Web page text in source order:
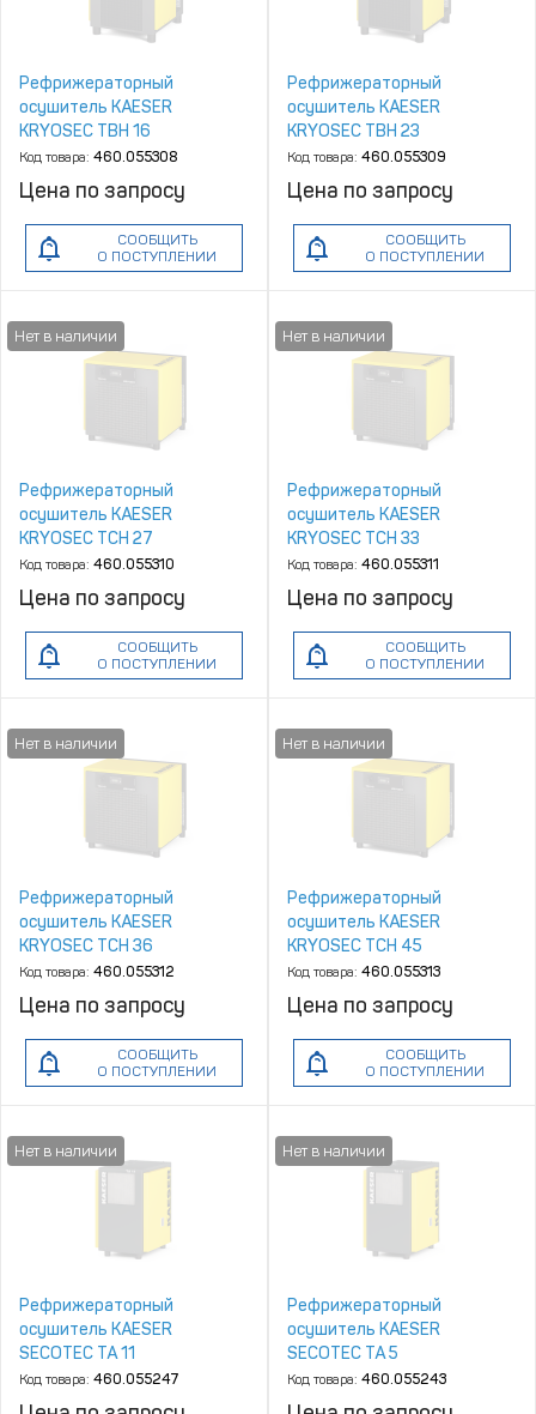
Рефрижераторный
осушитель KAESER
KRYOSEC TBH 16
Код товара: 460.055308
Цена по запросу
СООБЩИТЬ
О ПОСТУПЛЕНИИ
Рефрижераторный
осушитель KAESER
KRYOSEC TBH 23
Код товара: 460.055309
Цена по запросу
СООБЩИТЬ
О ПОСТУПЛЕНИИ
Рефрижераторный
осушитель KAESER
KRYOSEC TCH 27
Код товара: 460.055310
Цена по запросу
СООБЩИТЬ
О ПОСТУПЛЕНИИ
Рефрижераторный
осушитель KAESER
KRYOSEC TCH 33
Код товара: 460.055311
Цена по запросу
СООБЩИТЬ
О ПОСТУПЛЕНИИ
Рефрижераторный
осушитель KAESER
KRYOSEC TCH 36
Код товара: 460.055312
Цена по запросу
СООБЩИТЬ
О ПОСТУПЛЕНИИ
Рефрижераторный
осушитель KAESER
KRYOSEC TCH 45
Код товара: 460.055313
Цена по запросу
СООБЩИТЬ
О ПОСТУПЛЕНИИ
Рефрижераторный
осушитель KAESER
SECOTEC TA 11
Код товара: 460.055247
Рефрижераторный
осушитель KAESER
SECOTEC TA 5
Код товара: 460.055243